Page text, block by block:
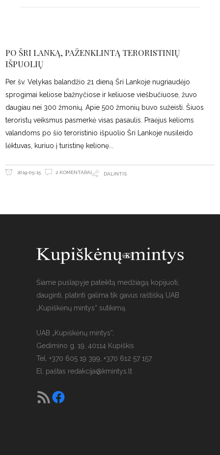
PO ŠRI LANKĄ, PAŽENKLINTĄ TERORISTINIŲ
IŠPUOLIŲ
Per šv. Velykas balandžio 21 dieną Šri Lankoje nugriaudėjo
sprogimai keliose bažnyčiose ir keliuose viešbučiuose, žuvo
daugiau nei 300 žmonių. Apie 500 žmonių buvo sužeisti. Šiuos
teroristų veiksmus pasmerkė visas pasaulis. Praėjus kelioms
valandoms po šio teroristinio išpuolio Šri Lankoje nusileido
lėktuvas, kuriuo į turistinę kelionę
2019-05-15 2 KOMENTARAI DALINTIS
Šiame puslapyje pateiktą medžiagą kopijuoti,
dauginti, platinti galima tik gavus raštišką UAB
„Kupiškėnų mintys“ sutikimą.
UAB „Kupiškėnų mintys“,
Gedimino g. 19, 40114 Kupiškis
Tel. +370 605 19 399, +370 612 57 157.
El. paštas redakcija@kmintys.lt